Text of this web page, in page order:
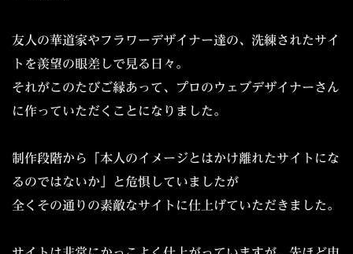
友人の華道家やフラワーデザイナー達の、洗練されたサイ
トを羨望の眼差しで見る日々。
それがこのたびご縁あって、プロのウェブデザイナーさん
に作っていただくことになりました。
制作段階から「本人のイメージとはかけ離れたサイトにな
るのではないか」と危惧していましたが
全くその通りの素敵なサイトに仕上げていただきました。